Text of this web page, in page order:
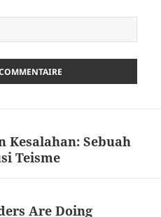
Kesalahan: Sebuah
Teisme
Are Doing